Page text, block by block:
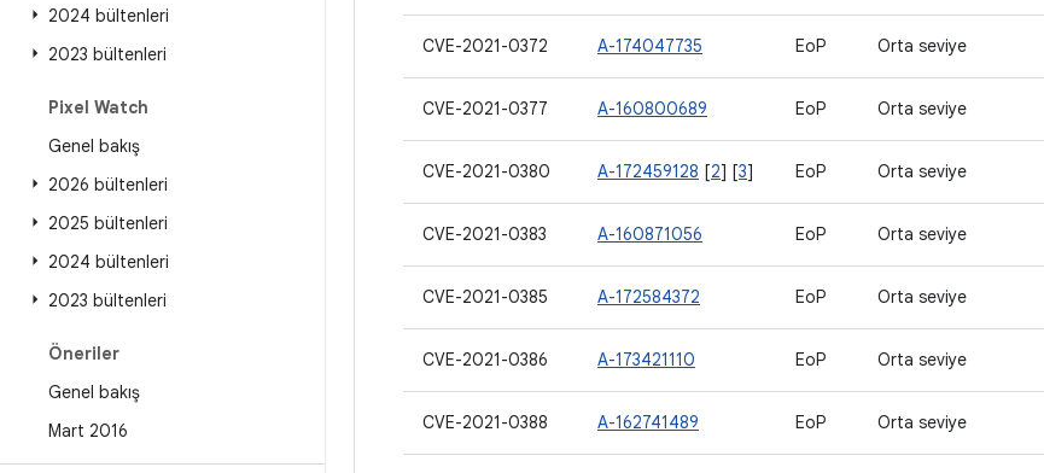
2024 bültenleri
2023 bültenleri
Pixel Watch
Genel bakış
2026 bültenleri
2025 bültenleri
2024 bültenleri
2023 bültenleri
Öneriler
Genel bakış
Mart 2016
CVE-2021-0372 A-174047735 EoP Orta seviye
CVE-2021-0377 A-160800689 EoP Orta seviye
CVE-2021-0380 A-172459128 [2] [3] EoP Orta seviye
CVE-2021-0383 A-160871056 EoP Orta seviye
CVE-2021-0385 A-172584372 EoP Orta seviye
CVE-2021-0386 A-173421110 EoP Orta seviye
CVE-2021-0388 A-162741489 EoP Orta seviye